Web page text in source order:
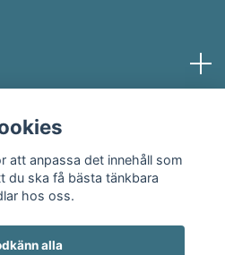
att anpassa det innehåll som
du ska få bästa tänkbara
hos oss.
alla